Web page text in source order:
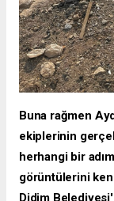
Buna rağmen
ekiplerinin
herhangi bir
görüntülerini